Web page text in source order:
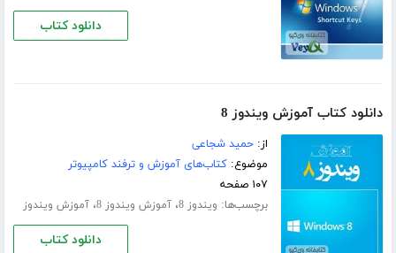
دانلود کتاب
دانلود کتاب آموزش ویندوز 8
از:حمید شجاعی
موضوع:کتاب‌های آموزش و ترفند کامپیوتر
۱۰۷ صفحه
برچسب‌ها: ویندوز 8 ،آموزش ویندوز 8 ،آموزش ویندوز
دانلود کتاب